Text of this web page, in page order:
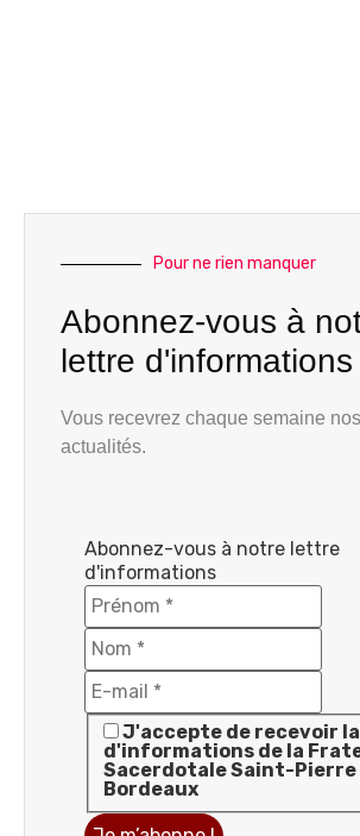
Pour ne rien manquer
Abonnez-vous à
lettre d'informations
Vous recevrez chaque semaine
actualités.
Abonnez-vous à notre lettre
d'informations
J'accepte de recevoir
d'informations de la
Sacerdotale Saint-Pierre
Bordeaux